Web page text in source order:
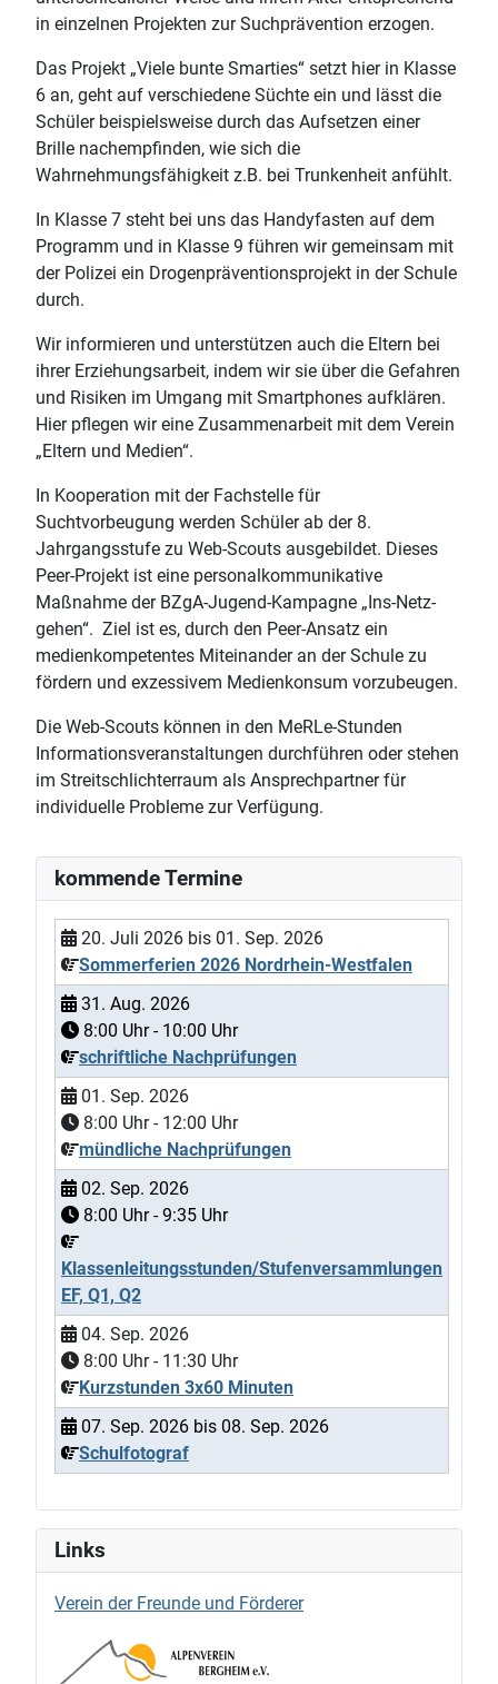
in einzelnen Projekten zur Suchprävention erzogen.
Das Projekt „Viele bunte Smarties“ setzt hier in Klasse
6 an, geht auf verschiedene Süchte ein und lässt die
Schüler beispielsweise durch das Aufsetzen einer
Brille nachempfinden, wie sich die
Wahrnehmungsfähigkeit z.B. bei Trunkenheit anfühlt.
In Klasse 7 steht bei uns das Handyfasten auf dem
Programm und in Klasse 9 führen wir gemeinsam mit
der Polizei ein Drogenpräventionsprojekt in der Schule
durch.
Wir informieren und unterstützen auch die Eltern bei
ihrer Erziehungsarbeit, indem wir sie über die Gefahren
und Risiken im Umgang mit Smartphones aufklären.
Hier pflegen wir eine Zusammenarbeit mit dem Verein
„Eltern und Medien“.
In Kooperation mit der Fachstelle für
Suchtvorbeugung werden Schüler ab der 8.
Jahrgangsstufe zu Web-Scouts ausgebildet. Dieses
Peer-Projekt ist eine personalkommunikative
Maßnahme der BZgA-Jugend-Kampagne „Ins-Netz-
gehen“. Ziel ist es, durch den Peer-Ansatz ein
medienkompetentes Miteinander an der Schule zu
fördern und exzessivem Medienkonsum vorzubeugen.
Die Web-Scouts können in den MeRLe-Stunden
Informationsveranstaltungen durchführen oder stehen
im Streitschlichterraum als Ansprechpartner für
individuelle Probleme zur Verfügung.
kommende Termine
20. Juli 2026 bis 01. Sep. 2026
Sommerferien 2026 Nordrhein-Westfalen
31. Aug. 2026
8:00 Uhr - 10:00 Uhr
schriftliche Nachprüfungen
01. Sep. 2026
8:00 Uhr - 12:00 Uhr
mündliche Nachprüfungen
02. Sep. 2026
8:00 Uhr -9:35 Uhr
Klassenleitungsstunden/Stufenversammlungen
EF, Q1, Q2
04. Sep. 2026
8:00 Uhr - 11:30 Uhr
Kurzstunden 3x60 Minuten
07. Sep. 2026 bis 08. Sep. 2026
Schulfotograf
Links
Verein der Freunde und Förderer